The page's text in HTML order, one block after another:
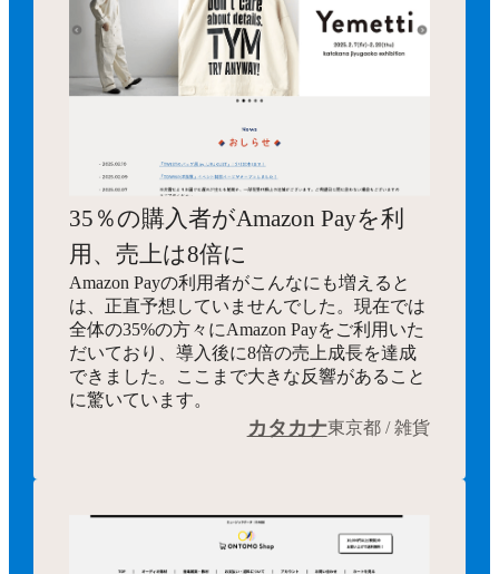
35％の購入者がAmazon Payを利
用、売上は8倍に
Amazon Payの利用者がこんなにも増えると
は、正直予想していませんでした。現在では
全体の35%の方々にAmazon Payをご利用いた
だいており、導入後に8倍の売上成長を達成
できました。ここまで大きな反響があること
に驚いています。
カタカナ東京都 / 雑貨